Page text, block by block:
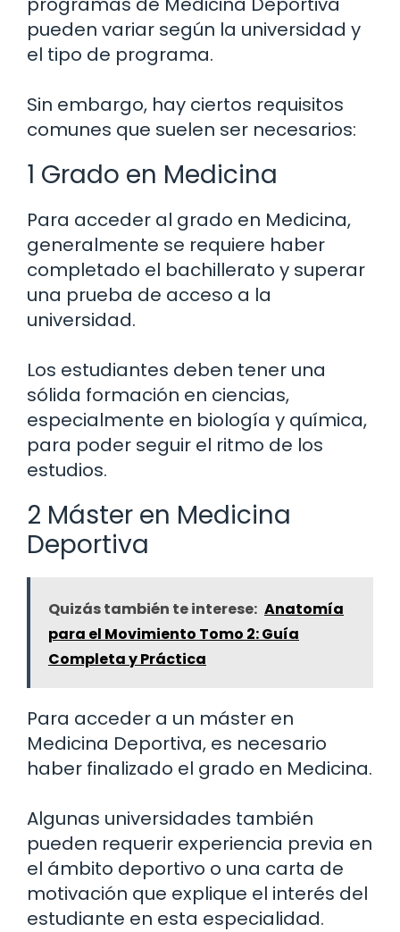
pueden variar según la universidad y
el tipo de programa.
Sin embargo, hay ciertos requisitos
comunes que suelen ser necesarios:
1 Grado en Medicina
Para acceder al grado en Medicina,
generalmente se requiere haber
completado el bachillerato y superar
una prueba de acceso a la
universidad.
Los estudiantes deben tener una
sólida formación en ciencias,
especialmente en biología y química,
para poder seguir el ritmo de los
estudios.
2 Máster en Medicina
Deportiva
Quizás también te interese: Anatomía
para el Movimiento Tomo 2: Guía
Completa y Práctica
Para acceder a un máster en
Medicina Deportiva, es necesario
haber finalizado el grado en Medicina.
Algunas universidades también
pueden requerir experiencia previa en
el ámbito deportivo o una carta de
motivación que explique el interés del
estudiante en esta especialidad.